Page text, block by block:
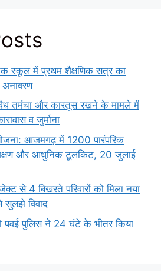
स्कूल में प्रथम शैक्षणिक सत्र का
तमंचा और कारतूस रखने के मामले में
व जुर्माना
आजमगढ़ में 1200 पारंपरिक
और आधुनिक टूलकिट, 20 जुलाई
से 4 बिखरते परिवारों को मिला नया
विवाद
पवई पुलिस ने 24 घंटे के भीतर किया